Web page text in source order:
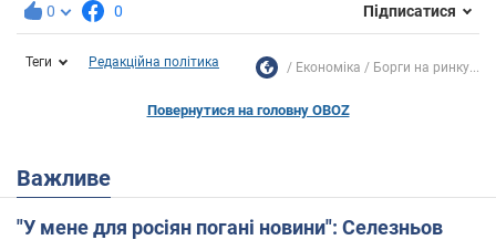
0 0 Підписатися
Теги Редакційна політика Економіка Борги на ринку...
Повернутися на головну OBOZ
Важливе
"У мене для росіян погані новини": Селезньов